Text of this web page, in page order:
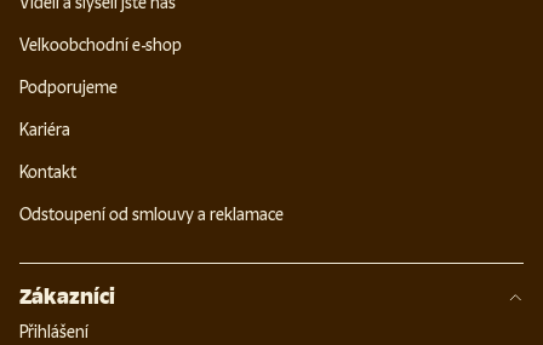
Velkoobchodní e-shop
Podporujeme
Kariéra
Kontakt
Odstoupení od smlouvy a reklamace
Zákazníci
Přihlášení